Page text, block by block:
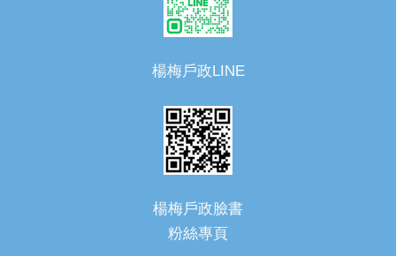
楊梅戶政LINE
楊梅戶政臉書
粉絲專頁